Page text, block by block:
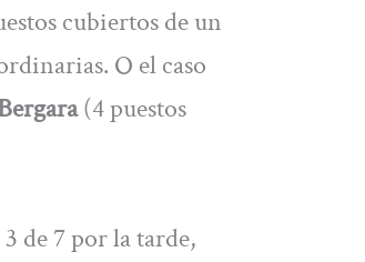
cubiertos de un
O el caso
(4 puestos
de 7 por la tarde,